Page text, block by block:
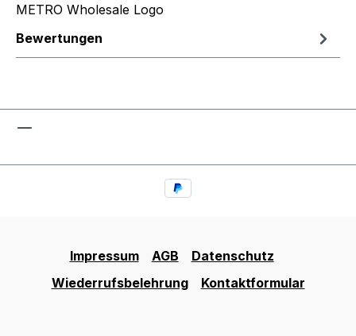
METRO Wholesale Logo
Bewertungen
Impressum AGB
Datenschutz
Wiederrufsbelehrung
Kontaktformular